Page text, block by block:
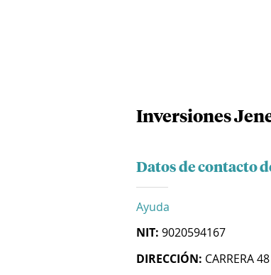
Inversiones
Datos de contacto
Ayuda
NIT: 9020594167
DIRECCIÓN: CARRERA